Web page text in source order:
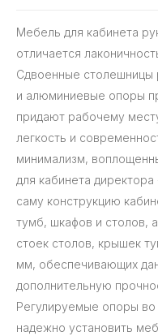
Мебель для кабинета
отличается
Сдвоенные столешницы
и алюминиевые опоры
придают рабочему
легкость и
минимализм,
для кабинета
саму конструкцию
тумб, шкафов и столов,
стоек столов, крышек
мм, обеспечивающих
дополнительную
Регулируемые опоры во
надежно установить